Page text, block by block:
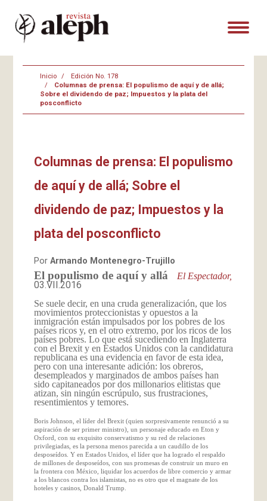
Inicio
Edición No. 178
Columnas de prensa: El populismo de aquí y de allá;
Sobre el dividendo de paz; Impuestos y la plata del
posconflicto
Columnas de prensa: El populismo
de aquí y de allá; Sobre el
dividendo de paz; Impuestos y la
plata del posconflicto
Por Armando Montenegro-Trujillo
El populismo de aquí y allá El Espectador,
03.VII.2016
Se suele decir, en una cruda generalización, que los
movimientos proteccionistas y opuestos a la
inmigración están impulsados por los pobres de los
países ricos y, en el otro extremo, por los ricos de los
países pobres. Lo que está sucediendo en Inglaterra
con el Brexit y en Estados Unidos con la candidatura
republicana es una evidencia en favor de esta idea,
pero con una interesante adición: los obreros,
desempleados y marginados de ambos países han
sido capitaneados por dos millonarios elitistas que
atizan, sin ningún escrúpulo, sus frustraciones,
resentimientos y temores.
Boris Johnson, el líder del Brexit (quien sorpresivamente renunció a su
aspiración de ser primer ministro), un personaje educado en Eton y
Oxford, con su exquisito conservatismo y su red de relaciones
privilegiadas, es la persona menos parecida a un caudillo de los
desposeídos. Y en Estados Unidos, el líder que ha logrado el respaldo
de millones de desposeídos, con sus promesas de construir un muro en
la frontera con México, liquidar los acuerdos de libre comercio y armar
a los blancos contra los islamistas, no es otro que el magnate de los
hoteles y casinos, Donald Trump.